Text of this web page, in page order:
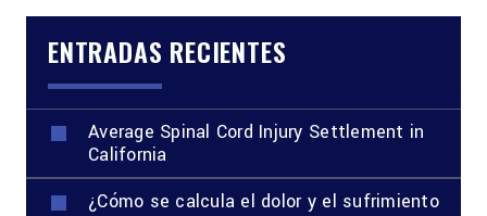
entradas
ENTRADAS RECIENTES
Average Spinal Cord Injury Settlement in
California
¿Cómo se calcula el dolor y el sufrimiento